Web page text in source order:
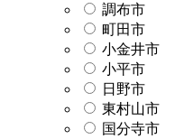
調布市
町田市
小金井市
小平市
日野市
東村山市
国分寺市